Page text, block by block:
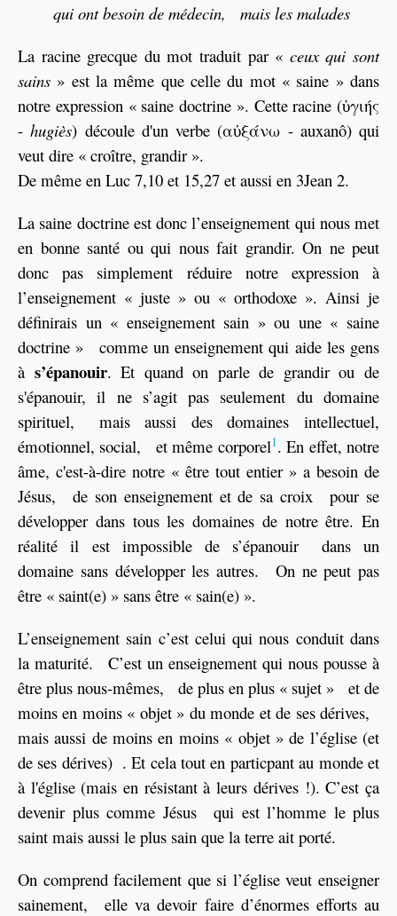
qui ont besoin de médecin, mais les malades
La racine grecque du mot traduit par « ceux qui sont
sains » est la même que celle du mot « saine » dans
notre expression « saine doctrine ». Cette racine (ὑγιής
-hugiès) découle d'un verbe (αὐξάνω - auxanô) qui
veut dire « croître, grandir ».
De même en Luc 7,10 et 15,27 et aussi en 3Jean 2.
La saine doctrine est donc l’enseignement qui nous met
en bonne santé ou qui nous fait grandir. On ne peut
donc pas simplement réduire notre expression à
l’enseignement « juste » ou « orthodoxe ». Ainsi je
définirais un « enseignement sain » ou une « saine
doctrine » comme un enseignement qui aide les gens
à s’épanouir. Et quand on parle de grandir ou de
s'épanouir, il ne s’agit pas seulement du domaine
spirituel, mais aussi des domaines intellectuel,
émotionnel, social, et même corporel1. En effet, notre
âme, c'est-à-dire notre « être tout entier » a besoin de
Jésus, de son enseignement et de sa croix pour se
développer dans tous les domaines de notre être. En
réalité il est impossible de s’épanouir dans un
domaine sans développer les autres. On ne peut pas
être « saint(e) » sans être « sain(e) ».
L’enseignement sain c’est celui qui nous conduit dans
la maturité. C’est un enseignement qui nous pousse à
être plus nous-mêmes, de plus en plus « sujet » et de
moins en moins « objet » du monde et de ses dérives,
mais aussi de moins en moins « objet » de l’église (et
de ses dérives) . Et cela tout en particpant au monde et
à l'église (mais en résistant à leurs dérives !). C’est ça
devenir plus comme Jésus qui est l’homme le plus
saint mais aussi le plus sain que la terre ait porté.
On comprend facilement que si l’église veut enseigner
sainement, elle va devoir faire d’énormes efforts au